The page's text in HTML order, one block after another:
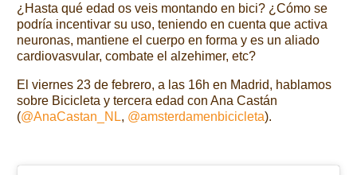
¿Hasta qué edad os veis montando en bici? ¿Cómo se
podría incentivar su uso, teniendo en cuenta que activa
neuronas, mantiene el cuerpo en forma y es un aliado
cardiovasvular, combate el alzehimer, etc?
El viernes 23 de febrero, a las 16h en Madrid, hablamos
sobre Bicicleta y tercera edad con Ana Castán
(@AnaCastan_NL, @amsterdamenbicicleta).